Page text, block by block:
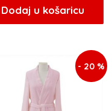
bila
je:
Dodaj u košaricu
- 20 %